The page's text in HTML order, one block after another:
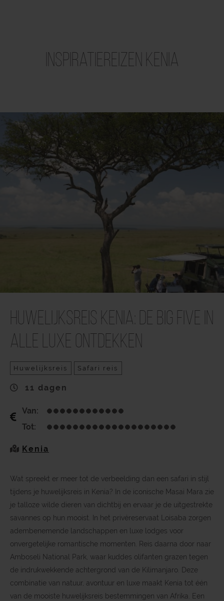
Inspiratiereizen Kenia
Huwelijksreis Kenia: De Big Five in
alle luxe ontdekken
Huwelijksreis Safari reis
11 dagen
Van:
Tot:
Kenia
Wat spreekt er meer tot de verbeelding dan een safari in stijl
tijdens je huwelijksreis in Kenia? In de iconische Masai Mara zie
je talloze wilde dieren van dichtbij en ervaar je de uitgestrekte
savannes op hun mooist. In het privéreservaat Loisaba zorgen
adembenemende landschappen en luxe lodges voor
onvergetelijke romantische momenten. Reis daarna door naar
Amboseli National Park, waar kuddes olifanten grazen tegen
de indrukwekkende achtergrond van de Kilimanjaro. Deze
combinatie van natuur, avontuur en luxe maakt Kenia tot één
van de mooiste huwelijksreis bestemmingen van Afrika. Een